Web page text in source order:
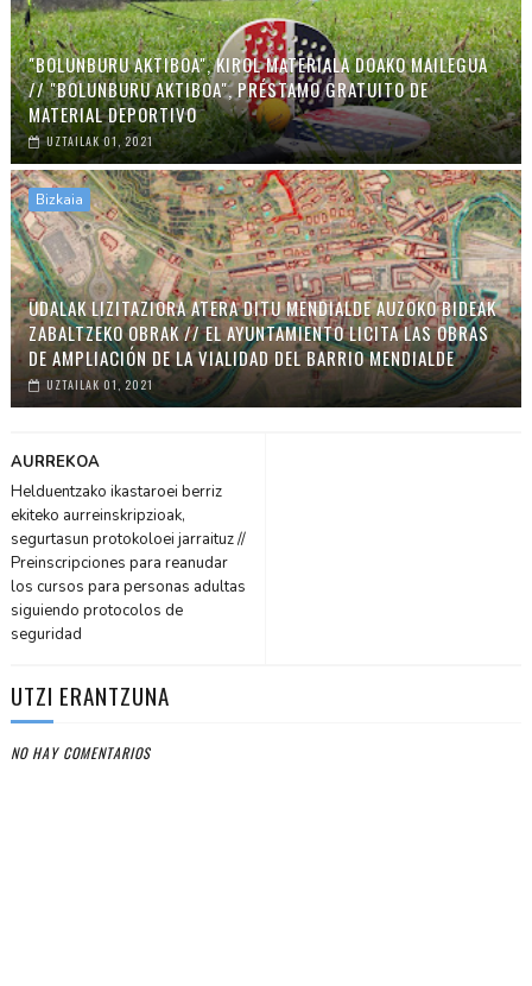
"BOLUNBURU AKTIBOA", KIROL MATERIALA DOAKO MAILEGUA
// "BOLUNBURU AKTIBOA", PRÉSTAMO GRATUITO DE
MATERIAL DEPORTIVO
UZTAILAK 01, 2021
Bizkaia
UDALAK LIZITAZIORA ATERA DITU MENDIALDE AUZOKO BIDEAK
ZABALTZEKO OBRAK // EL AYUNTAMIENTO LICITA LAS OBRAS
DE AMPLIACIÓN DE LA VIALIDAD DEL BARRIO MENDIALDE
UZTAILAK 01, 2021
AURREKOA
Helduentzako ikastaroei berriz
ekiteko aurreinskripzioak,
segurtasun protokoloei jarraituz //
Preinscripciones para reanudar
los cursos para personas adultas
siguiendo protocolos de
seguridad
UTZI ERANTZUNA
NO HAY COMENTARIOS